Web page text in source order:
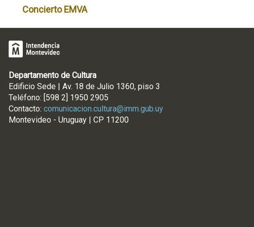
Concierto EMVA
Departamento de Cultura
Edificio Sede | Av. 18 de Julio 1360, piso 3
Teléfono: [598 2] 1950 2905
Contacto: comunicacion.cultura@imm.gub.uy
Montevideo - Uruguay | CP 11200